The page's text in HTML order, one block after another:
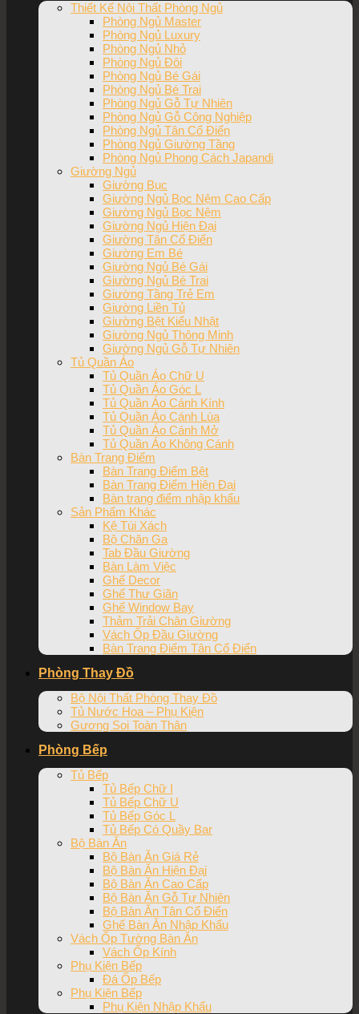
Thiết Kế Nội Thất Phòng Ngủ
Phòng Ngủ Master
Phòng Ngủ Luxury
Phòng Ngủ Nhỏ
Phòng Ngủ Đôi
Phòng Ngủ Bé Gái
Phòng Ngủ Bé Trai
Phòng Ngủ Gỗ Tự Nhiên
Phòng Ngủ Gỗ Công Nghiệp
Phòng Ngủ Tân Cổ Điển
Phòng Ngủ Giường Tầng
Phòng Ngủ Phong Cách Japandi
Giường Ngủ
Giường Bục
Giường Ngủ Bọc Nệm Cao Cấp
Giường Ngủ Bọc Nệm
Giường Ngủ Hiện Đại
Giường Tân Cổ Điển
Giường Em Bé
Giường Ngủ Bé Gái
Giường Ngủ Bé Trai
Giường Tầng Trẻ Em
Giường Liền Tủ
Giường Bệt Kiểu Nhật
Giường Ngủ Thông Minh
Giường Ngủ Gỗ Tự Nhiên
Tủ Quần Áo
Tủ Quần Áo Chữ U
Tủ Quần Áo Góc L
Tủ Quần Áo Cánh Kính
Tủ Quần Áo Cánh Lùa
Tủ Quần Áo Cánh Mở
Tủ Quần Áo Không Cánh
Bàn Trang Điểm
Bàn Trang Điểm Bệt
Bàn Trang Điểm Hiện Đại
Bàn trang điểm nhập khẩu
Sản Phẩm Khác
Kệ Túi Xách
Bộ Chăn Ga
Tab Đầu Giường
Bàn Làm Việc
Ghế Decor
Ghế Thư Giãn
Ghế Window Bay
Thảm Trải Chân Giường
Vách Ốp Đầu Giường
Bàn Trang Điểm Tân Cổ Điển
Phòng Thay Đồ
Bộ Nội Thất Phòng Thay Đồ
Tủ Nước Hoa – Phụ Kiện
Gương Soi Toàn Thân
Phòng Bếp
Tủ Bếp
Tủ Bếp Chữ I
Tủ Bếp Chữ U
Tủ Bếp Góc L
Tủ Bếp Có Quầy Bar
Bộ Bàn Ăn
Bộ Bàn Ăn Giá Rẻ
Bộ Bàn Ăn Hiện Đại
Bộ Bàn Ăn Cao Cấp
Bộ Bàn Ăn Gỗ Tự Nhiên
Bộ Bàn Ăn Tân Cổ Điển
Ghế Bàn Ăn Nhập Khẩu
Vách Ốp Tường Bàn Ăn
Vách Ốp Kính
Phụ Kiện Bếp
Đá Ốp Bếp
Phụ Kiện Bếp
Phụ Kiện Nhập Khẩu